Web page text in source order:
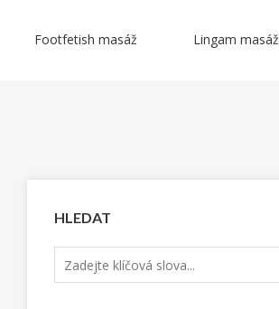
Footfetish masáž Lingam masáž
HLEDAT